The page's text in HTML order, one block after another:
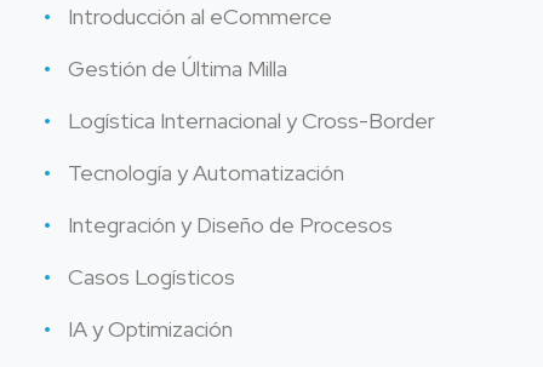
Introducción al eCommerce
Gestión de Última Milla
Logística Internacional y Cross-Border
Tecnología y Automatización
Integración y Diseño de Procesos
Casos Logísticos
IA y Optimización